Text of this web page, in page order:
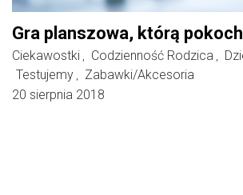
Gra planszowa, którą
Ciekawostki , Codzienność Rodzica ,
Testujemy ,
Zabawki/Akcesoria
20 sierpnia 2018